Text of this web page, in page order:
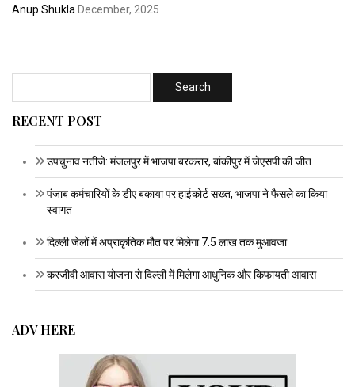
Anup Shukla December, 2025
RECENT POST
उपचुनाव नतीजे: मंजलपुर में भाजपा बरकरार, बांकीपुर में जेएसपी की जीत
पंजाब कर्मचारियों के डीए बकाया पर हाईकोर्ट सख्त, भाजपा ने फैसले का किया
स्वागत
दिल्ली जेलों में अप्राकृतिक मौत पर मिलेगा 7.5 लाख तक मुआवजा
करजीवी आवास योजना से दिल्ली में मिलेगा आधुनिक और किफायती आवास
ADV HERE